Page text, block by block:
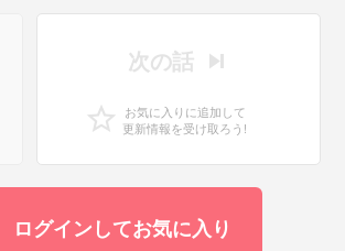
次の話
お気に入りに追加して
更新情報を受け取ろう!
ログインしてお気に入り